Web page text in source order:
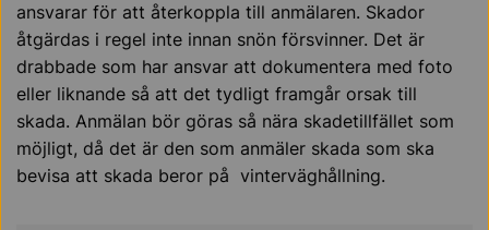
ansvarar för att återkoppla till anmälaren. Skador
åtgärdas i regel inte innan snön försvinner. Det är
drabbade som har ansvar att dokumentera med foto
eller liknande så att det tydligt framgår orsak till
skada. Anmälan bör göras så nära skadetillfället som
möjligt, då det är den som anmäler skada som ska
bevisa att skada beror på vinterväghållning.